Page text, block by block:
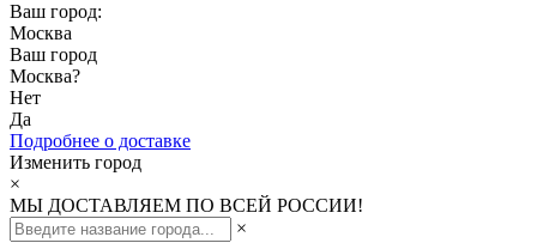
Ваш город:
Москва
Ваш город
Москва?
Нет
Да
Подробнее о доставке
Изменить город
×
МЫ ДОСТАВЛЯЕМ ПО ВСЕЙ РОССИИ!
×